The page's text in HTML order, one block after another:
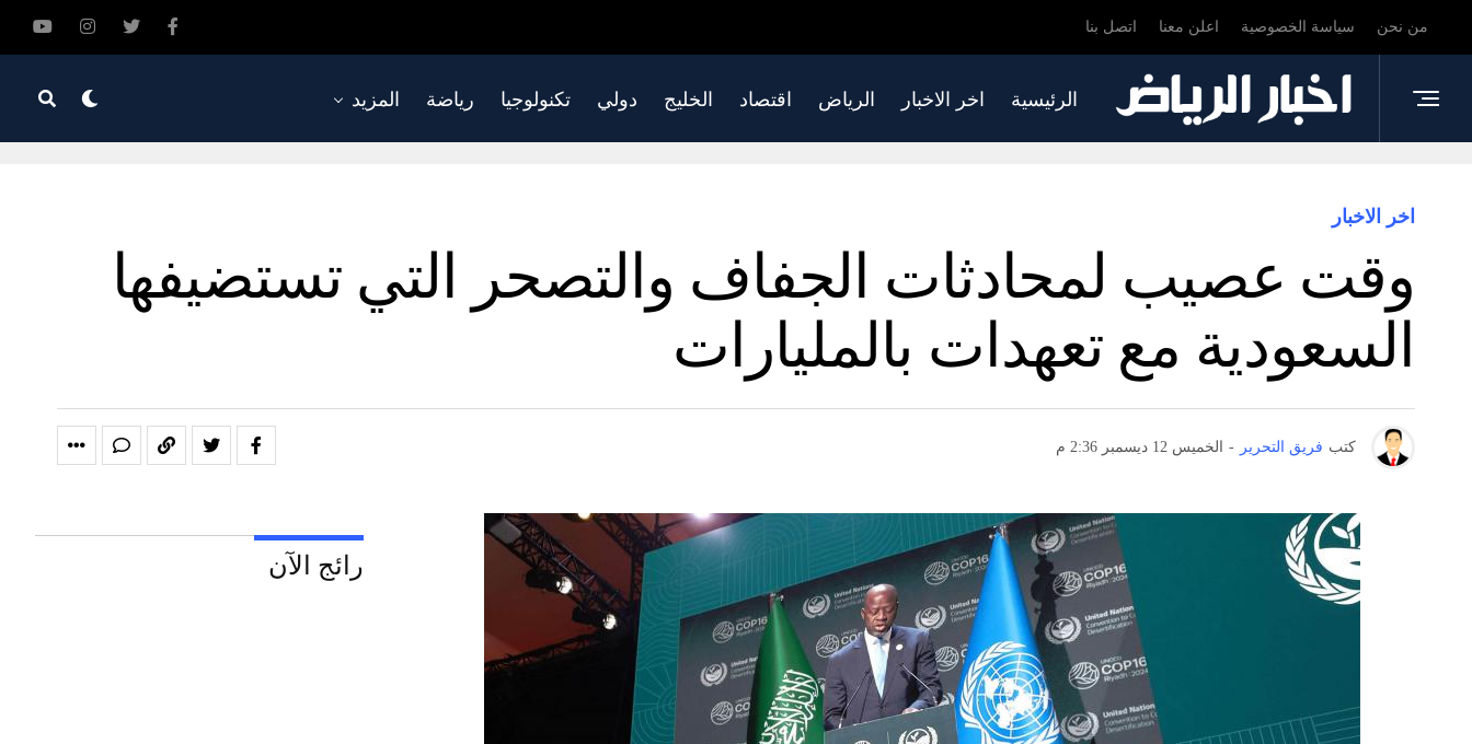
من نحن سياسة الخصوصية اعلن معنا اتصل بنا
الرئيسية اخر الاخبار الرياض اقتصاد الخليج دولي تكنولوجيا رياضة المزيد
اخر الاخبار
وقت عصيب لمحادثات الجفاف والتصحر التي تستضيفها
السعودية مع تعهدات بالمليارات
كتب فريق التحرير - الخميس 12 ديسمبر 2:36 م
رائج الآن